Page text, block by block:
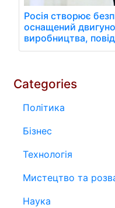
Росія створює
оснащений
виробництва,
Categories
Політика
Бізнес
Технологія
Мистецтво та
Наука